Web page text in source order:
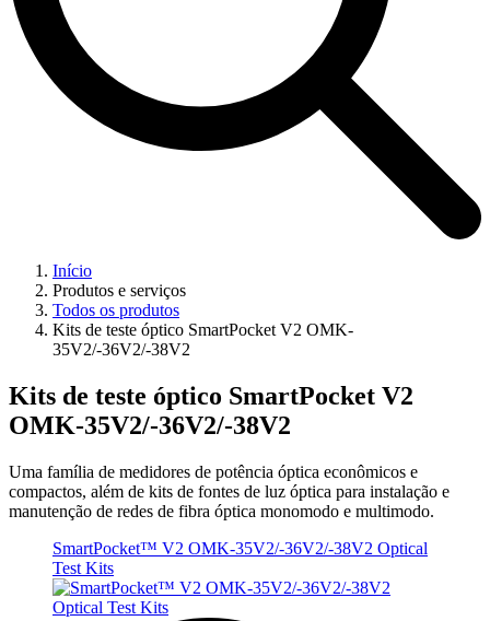
Início
Produtos e serviços
Todos os produtos
Kits de teste óptico SmartPocket V2 OMK-
35V2/-36V2/-38V2
Kits de teste óptico SmartPocket V2
OMK-35V2/-36V2/-38V2
Uma família de medidores de potência óptica econômicos e
compactos, além de kits de fontes de luz óptica para instalação e
manutenção de redes de fibra óptica monomodo e multimodo.
SmartPocket™ V2 OMK-35V2/-36V2/-38V2 Optical
Test Kits